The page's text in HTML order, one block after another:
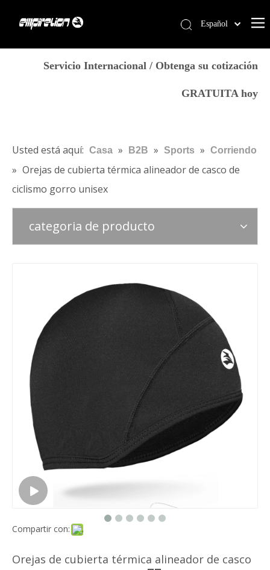
Blog
Contáctenos
Tienda
Español
简体中文
Français
Deutsch
Servicio Internacional / Obtenga su cotización
GRATUITA hoy
Usted está aquí: Casa » B2B » Sports » Corriendo
» Orejas de cubierta térmica alineador de casco de
ciclismo gorro unisex
categoria de producto
Compartir con:
Orejas de cubierta térmica alineador de casco